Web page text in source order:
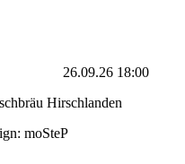
26.09.26 18:00
Hirschlanden
moSteP